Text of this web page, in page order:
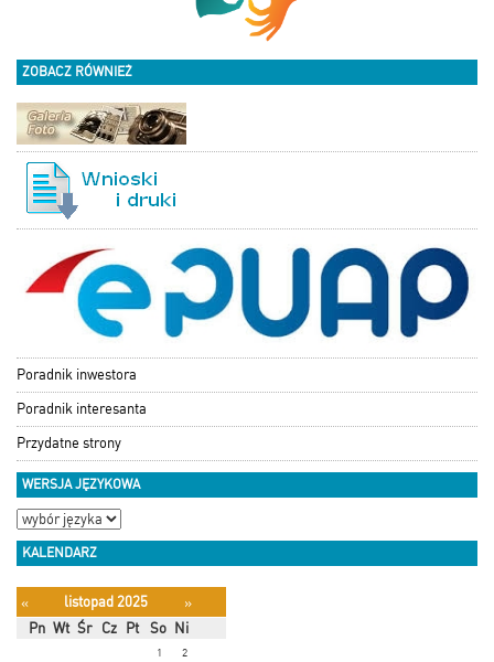
ZOBACZ RÓWNIEŻ
Poradnik inwestora
Poradnik interesanta
Przydatne strony
WERSJA JĘZYKOWA
KALENDARZ
« listopad 2025
»
Pn Wt Śr Cz Pt So Ni
1 2